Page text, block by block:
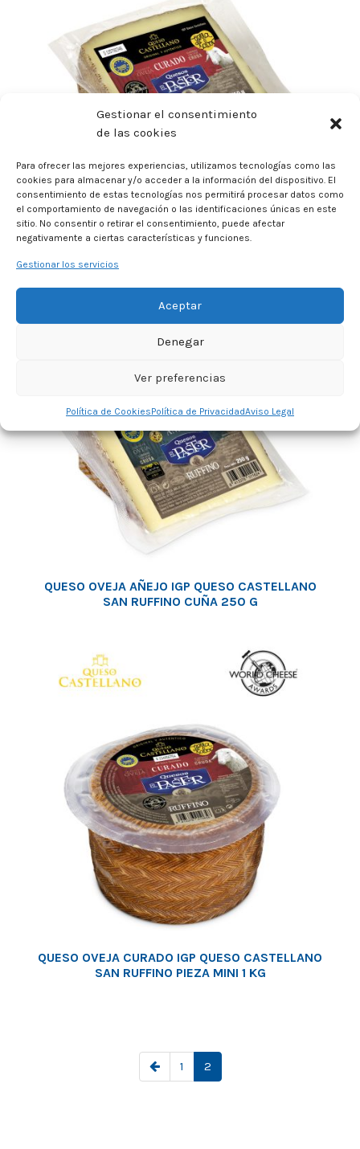
Gestionar el consentimiento
de las cookies
Para ofrecer las mejores experiencias, utilizamos tecnologías como las
cookies para almacenar y/o acceder a la información del dispositivo. El
consentimiento de estas tecnologías nos permitirá procesar datos como
el comportamiento de navegación o las identificaciones únicas en este
sitio. No consentir o retirar el consentimiento, puede afectar
negativamente a ciertas características y funciones.
Gestionar los servicios
Aceptar
Denegar
Ver preferencias
Política de CookiesPolítica de PrivacidadAviso Legal
QUESO OVEJA CURADO IGP QUESO CASTELLANO
SAN RUFFINO CUÑA 250 G
QUESO OVEJA AÑEJO IGP QUESO CASTELLANO
SAN RUFFINO CUÑA 250 G
QUESO OVEJA CURADO IGP QUESO CASTELLANO
SAN RUFFINO PIEZA MINI 1 KG
1 2